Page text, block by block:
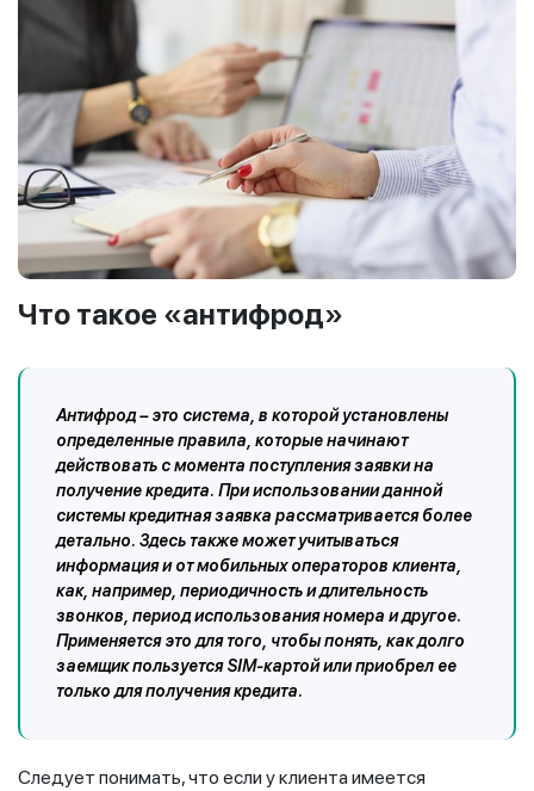
Что такое «антифрод»
Антифрод – это система, в которой установлены
определенные правила, которые начинают
действовать с момента поступления заявки на
получение кредита. При использовании данной
системы кредитная заявка рассматривается более
детально. Здесь также может учитываться
информация и от мобильных операторов клиента,
как, например, периодичность и длительность
звонков, период использования номера и другое.
Применяется это для того, чтобы понять, как долго
заемщик пользуется SIM-картой или приобрел ее
только для получения кредита.
Следует понимать, что если у клиента имеется